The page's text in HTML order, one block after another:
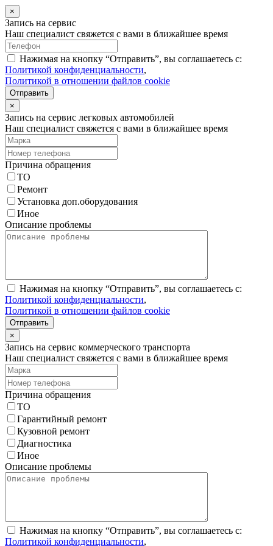
×
Запись на сервис
Наш специалист свяжется с вами в ближайшее время
Нажимая на кнопку “Отправить”, вы соглашаетесь с:
Политикой конфиденциальности,
Политикой в отношении файлов cookie
Отправить
×
Запись на сервис легковых автомобилей
Наш специалист свяжется с вами в ближайшее время
Причина обращения
ТО
Ремонт
Установка доп.оборудования
Иное
Описание проблемы
Нажимая на кнопку “Отправить”, вы соглашаетесь с:
Политикой конфиденциальности,
Политикой в отношении файлов cookie
Отправить
×
Запись на сервис коммерческого транспорта
Наш специалист свяжется с вами в ближайшее время
Причина обращения
ТО
Гарантийный ремонт
Кузовной ремонт
Диагностика
Иное
Описание проблемы
Нажимая на кнопку “Отправить”, вы соглашаетесь с:
Политикой конфиденциальности,